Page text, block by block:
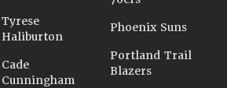
Tyrese
Haliburton
Cade
Cunningham
Phoenix Suns
Portland Trail
Blazers